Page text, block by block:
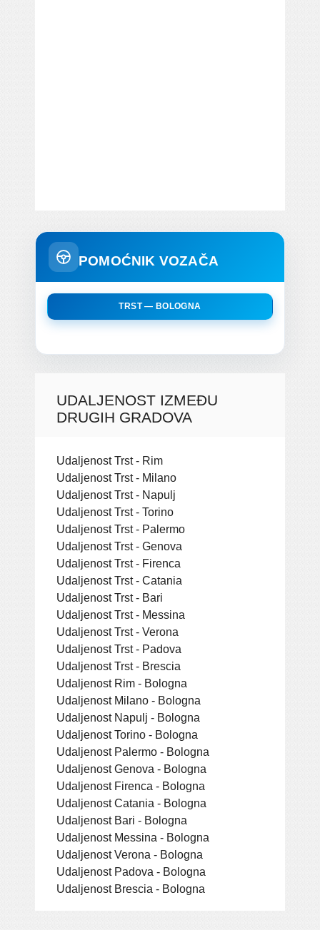
POMOĆNIK VOZAČA
TRST — BOLOGNA
UDALJENOST IZMEĐU
DRUGIH GRADOVA
Udaljenost Trst - Rim
Udaljenost Trst - Milano
Udaljenost Trst - Napulj
Udaljenost Trst - Torino
Udaljenost Trst - Palermo
Udaljenost Trst - Genova
Udaljenost Trst - Firenca
Udaljenost Trst - Catania
Udaljenost Trst - Bari
Udaljenost Trst - Messina
Udaljenost Trst - Verona
Udaljenost Trst - Padova
Udaljenost Trst - Brescia
Udaljenost Rim - Bologna
Udaljenost Milano - Bologna
Udaljenost Napulj - Bologna
Udaljenost Torino - Bologna
Udaljenost Palermo - Bologna
Udaljenost Genova - Bologna
Udaljenost Firenca - Bologna
Udaljenost Catania - Bologna
Udaljenost Bari - Bologna
Udaljenost Messina - Bologna
Udaljenost Verona - Bologna
Udaljenost Padova - Bologna
Udaljenost Brescia - Bologna